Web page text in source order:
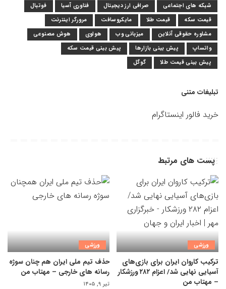
شبکه های اجتماعی
صرافی ارز دیجیتال فناوری آسیا
فوتبال
قیمت سکه
قیمت طلا مایکروسافت
مرورگر اینترنت
مشاوره حقوقی آنلاین
میزبانی وب هواوی
هوش مصنوعی
واتساپ
پیش بینی بازارها
پیش بینی قیمت سکه
پیش بینی قیمت طلا
گوگل
تبلیغات متنی
خرید فالور اینستاگرام
پست های مرتبط
ورزشی
ترکیب کاروان ایران برای بازی‌های
آسیایی نهایی شد/ اعزام ۲۸۲ ورزشکار
– مهتاب من
ورزشی
حذف تیم ملی ایران هم چنان سوژه
رسانه های خارجی – مهتاب من
تیر ۹, ۱۴۰۵